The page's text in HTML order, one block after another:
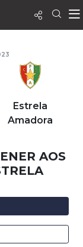
Estrela
Amadora
AOS